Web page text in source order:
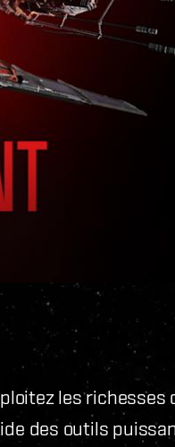
les richesses
des outils